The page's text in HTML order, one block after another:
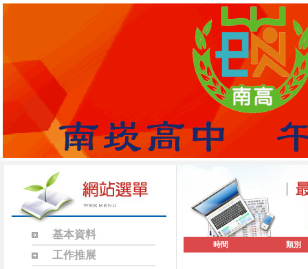
基本資料
工作推展
時間 類別